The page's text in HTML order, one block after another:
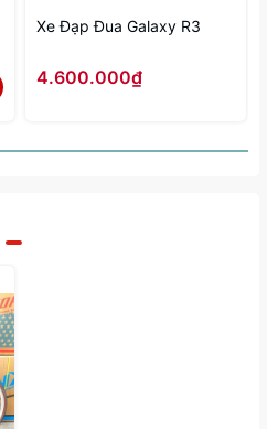
Xe Đạp Đua Galaxy R3
4.600.000₫